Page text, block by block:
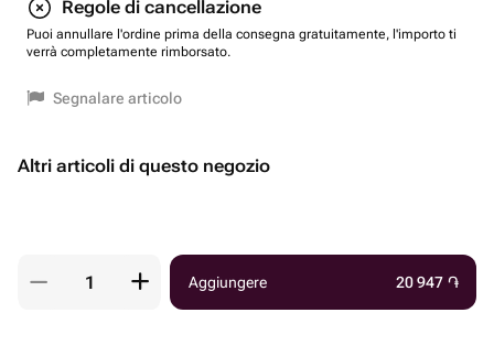
Regole di cancellazione
Puoi annullare l'ordine prima della consegna gratuitamente, l'importo ti
verrà completamente rimborsato.
Segnalare articolo
Altri articoli di questo negozio
Aggiungere 20 947 ֏